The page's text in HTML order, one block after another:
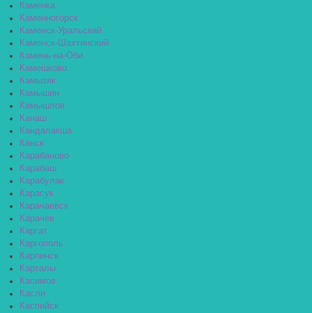
Каменка
Каменногорск
Каменск-Уральский
Каменск-Шахтинский
Камень-на-Оби
Камешково
Камызяк
Камышин
Камышлов
Канаш
Кандалакша
Канск
Карабаново
Карабаш
Карабулак
Карасук
Карачаевск
Карачев
Каргат
Каргополь
Карпинск
Карталы
Касимов
Касли
Каспийск